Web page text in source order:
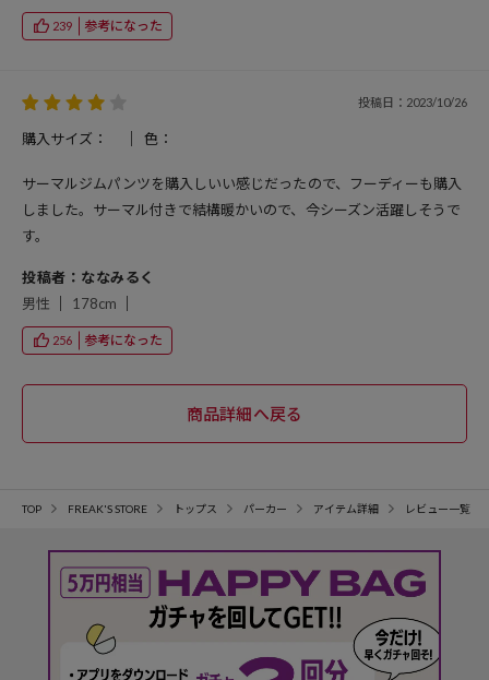
239 参考になった
投稿日：2023/10/26
購入サイズ： 色：
サーマルジムパンツを購入しいい感じだったので、フーディーも購入
しました。サーマル付きで結構暖かいので、今シーズン活躍しそうで
す。
投稿者：ななみるく
男性
178cm
256 参考になった
TOP FREAK'S STORE トップス パーカー アイテム詳細 レビュー一覧